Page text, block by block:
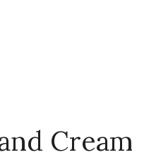
Cream